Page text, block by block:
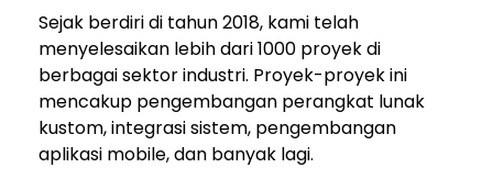
Sejak berdiri di tahun 2018, kami telah
menyelesaikan lebih dari 1000 proyek di
berbagai sektor industri. Proyek-proyek ini
mencakup pengembangan perangkat lunak
kustom, integrasi sistem, pengembangan
aplikasi mobile, dan banyak lagi.